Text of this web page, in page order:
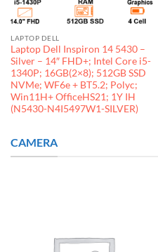
LAPTOP DELL
Laptop Dell Inspiron 14 5430 –
Silver – 14″ FHD+; Intel Core i5-
1340P; 16GB(2×8); 512GB SSD
NVMe; WF6e + BT5.2; Polyc;
Win11H+ OfficeHS21; 1Y IH
(N5430-N4I5497W1-SILVER)
CAMERA